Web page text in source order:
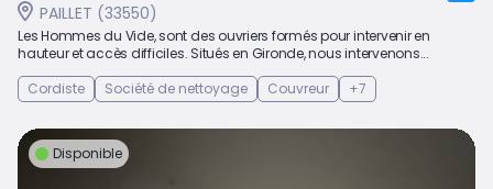
PAILLET (33550)
Les Hommes du Vide, sont des ouvriers formés pour intervenir en
hauteur et accès difficiles. Situés en Gironde, nous intervenons...
Cordiste
Société de nettoyage Couvreur +7
Disponible